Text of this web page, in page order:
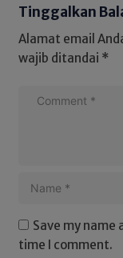
Tinggalkan
Alamat email
wajib ditandai *
Save my name
time I comment.